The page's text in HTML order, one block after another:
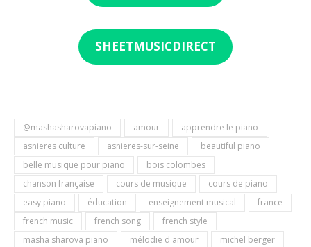
SHEETMUSICDIRECT
@mashasharovapiano amour
apprendre le piano
asnieres culture
asnieres-sur-seine
beautiful piano
belle musique pour piano
bois colombes
chanson française
cours de musique
cours de piano
easy piano
éducation enseignement musical
france
french music
french song
french style
masha sharova piano
mélodie d'amour michel berger